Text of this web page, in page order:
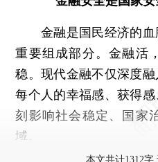
金融是国民经济的血
重要组成部分。金融活
稳。现代金融不仅深度
每个人的幸福感、获得
刻影响社会稳定、国家
域。
本文共计1312